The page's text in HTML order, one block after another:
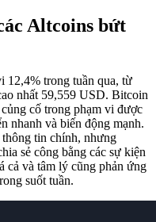
Altcoins bứt
12,4% trong tuần qua, từ
nhất 59,559 USD. Bitcoin
cố trong phạm vi được
nhanh và biến động mạnh.
tin chính, nhưng
sẻ công bằng các sự kiện
cả và tâm lý cũng phản ứng
suốt tuần.